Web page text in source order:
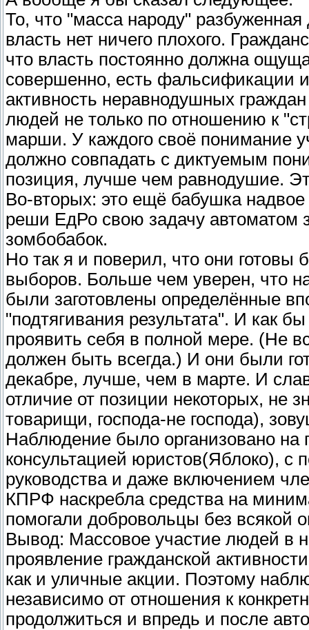
То, что "масса народу"
власть нет ничего плохого.
что власть постоянно должна
совершенно, есть фальсификации
активность неравнодушных
людей не только по отношению к
марши. У каждого своё понимание
должно совпадать с диктуемым
позиция, лучше чем равнодушие.
Во-вторых: это ещё бабушка
реши ЕдРо свою задачу автоматом
зомбобабок.
Но так я и поверил, что они
выборов. Больше чем уверен, что
были заготовлены определённые
"подтягивания результата". И как
проявить себя в полной мере. (Не
должен быть всегда.) И они были
декабре, лучше, чем в марте. И
отличие от позиции некоторых, не
товарищи, господа-не господа),
Наблюдение было организовано
консультацией юристов(Яблоко), с
руководства и даже включением
КПРФ наскребла средства на
помогали добровольцы без всякой
Вывод: Массовое участие людей в
проявление гражданской
как и уличные акции. Поэтому
независимо от отношения к
продолжиться и впредь и после